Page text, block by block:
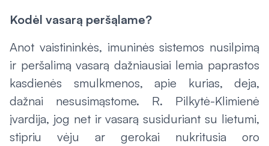
Kodėl vasarą peršąlame?
Anot vaistininkės, imuninės sistemos nusilpimą
ir peršalimą vasarą dažniausiai lemia paprastos
kasdienės smulkmenos, apie kurias, deja,
dažnai nesusimąstome. R. Pilkytė-Klimienė
įvardija, jog net ir vasarą susiduriant su lietumi,
stipriu vėju ar gerokai nukritusia oro